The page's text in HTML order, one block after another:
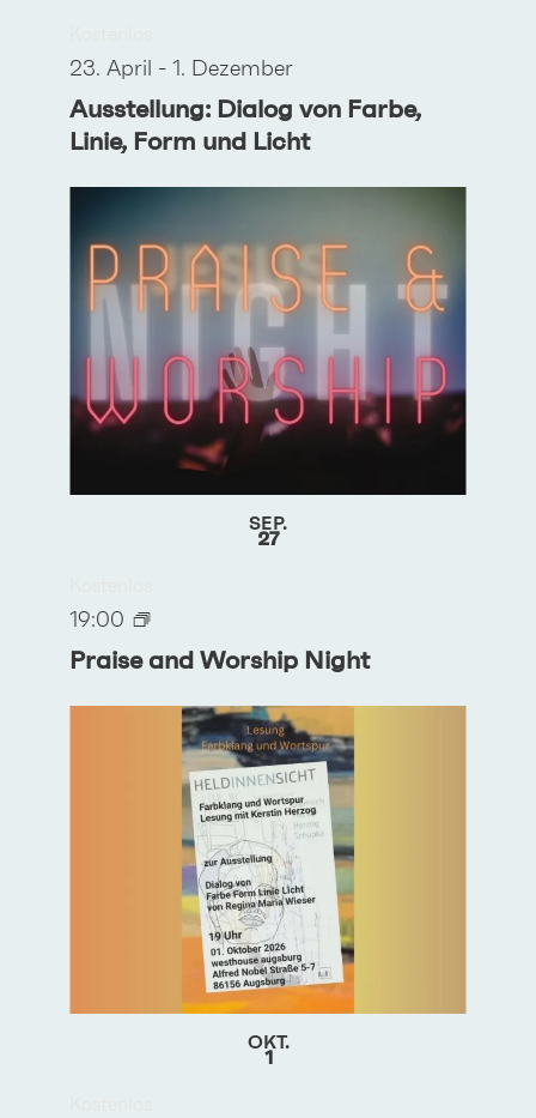
Ausstellung: Dialog von Farbe,
Linie, Form und Licht
23. April -1. Dezember
SEP.
27
Praise and Worship Night
19:00
OKT.
1